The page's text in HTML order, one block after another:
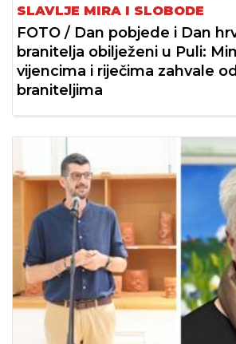
SLAVLJE MIRA I SLOBODE
FOTO / Dan pobjede i Dan
branitelja obilježeni u Puli:
vijencima i riječima zahvale
braniteljima